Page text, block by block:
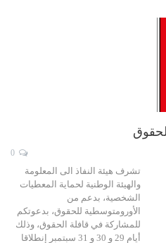
تشرف هيئة النفاذ الى المعلومة
والهيئة الوطنية لحماية المعطيات
الشخصية، بدعم من
الأورومتوسطية للحقوق، بدعوتكم
للمشاركة في قافلة الحقوق، وذلك
أيام 29 و 30 و 31 سبتمبر إنطلاقا